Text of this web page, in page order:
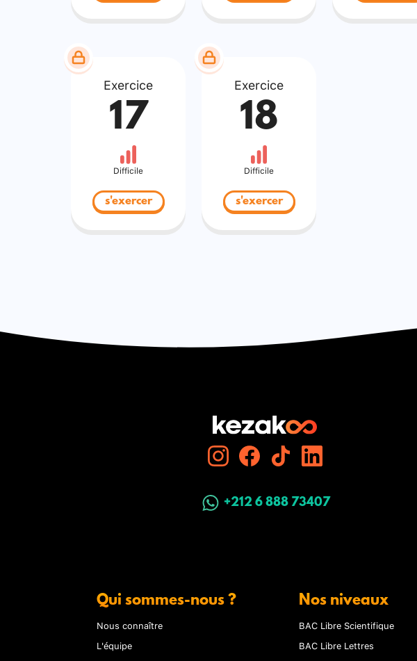
Exercice
17
Difficile
s'exercer
Exercice
18
Difficile
s'exercer
+212 6 888 73407
Qui sommes-nous ?
Nous connaître
L'équipe
Nos niveaux
BAC Libre Scientifique
BAC Libre Lettres